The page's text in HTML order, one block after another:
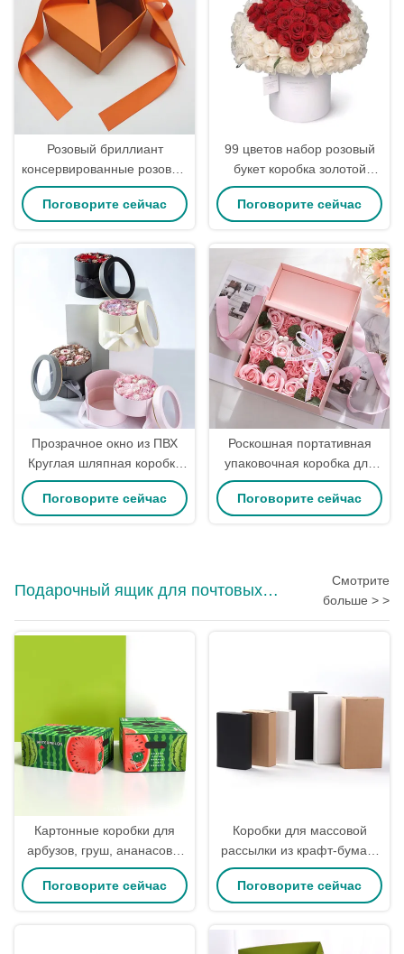
Розовый бриллиант
консервированные розовые
цветы упаковки коробки
букет коробки ручной
Поговорите сейчас
99 цветов набор розовый
букет коробка золотой
штамп логотип с круглыми
картонами
Поговорите сейчас
Прозрачное окно из ПВХ
Круглая шляпная коробка
ко Дню матери с
цветочным оформлением
Поговорите сейчас
Роскошная портативная
упаковочная коробка для
цветов с лентой,
перерабатываемая
Поговорите сейчас
Подарочный ящик для почтовых
Смотрите
больше > >
Картонные коробки для
арбузов, груш, ананасов и
оранжевых
Поговорите сейчас
Коробки для массовой
рассылки из крафт-бумаги
Indestructo, складные, для
отправки нижнего белья и
Поговорите сейчас